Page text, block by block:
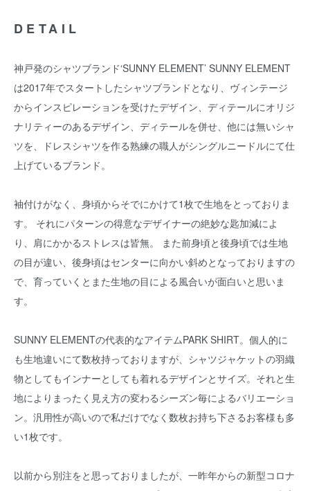
DETAIL
神戸発のシャツブランド‘SUNNY ELEMENT’ SUNNY ELEMENT
は2017年でスタートしたシャツブランドとなり、ヴィンテージ
からインスピレーションを受けたデザイン、ディテールにオリジ
ナリティーのあるデザイン、ディテールを併せ、他には無いシャ
ツを、ドレスシャツを作る熟練の職人がシングルニードルにて仕
上げているブランド。
袖付けがなく、身頃からそでにかけて1枚で生地をとっておりま
す。 それにパターンの得意なデザイナーの絶妙な匙加減によ
り、肩にかかるストレスは皆無。 また前身頃と後身頃では生地
の目が違い、後身頃はセンターに向かい斜めとなっておりますの
で、育っていくとまた生地の目による風合いが面白いと思いま
す。
SUNNY ELEMENTの代表的なアイテムPARK SHIRT。個人的に
も生地違いにて数枚持っておりますが、シャツジャケットの羽織
物としてもインナーとしても着れるデザインとサイズ。それと生
地によりまったく見え方の変わるシーズン毎によるバリエーショ
ン。汎用性が高いので私だけでなく数枚お持ち下さるお客様も多
い1枚です。
以前から別注をと思っておりましたが、一昨年からの新型コロナ